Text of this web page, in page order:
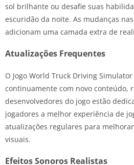
sol brilhante ou desafie suas
escuridão da noite. As mudanças
adicionam uma camada extra de
Atualizações Frequentes
O Jogo World Truck Driving
continuamente com novo conteúdo,
desenvolvedores do jogo estão
jogadores a melhor experiência de
atualizações regulares para
visuais.
Efeitos Sonoros Realistas